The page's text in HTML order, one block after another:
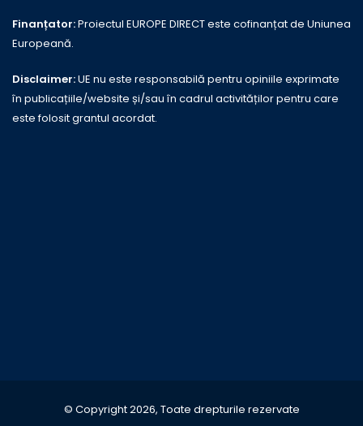
Finanțator:Proiectul EUROPE DIRECT este cofinanțat de Uniunea
Europeană.
Disclaimer:UE nu este responsabilă pentru opiniile exprimate
în publicațiile/website și/sau în cadrul activităților pentru care
este folosit grantul acordat.
© Copyright 2026, Toate drepturile rezervate